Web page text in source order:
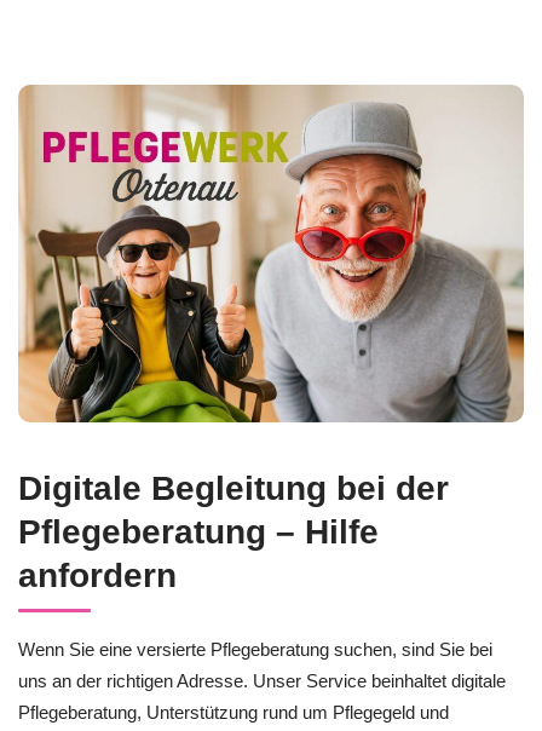
Digitale Begleitung bei der
Pflegeberatung – Hilfe
anfordern
Wenn Sie eine versierte Pflegeberatung suchen, sind Sie bei
uns an der richtigen Adresse. Unser Service beinhaltet digitale
Pflegeberatung, Unterstützung rund um Pflegegeld und